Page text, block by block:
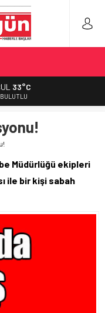
BÜYÜK HATALAR
33°C
Müdürlüğü ekipleri
ile bir kişi sabah